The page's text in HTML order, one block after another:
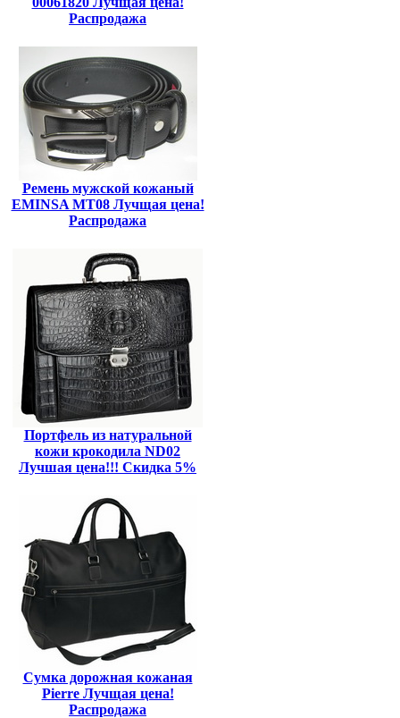
Распродажа
Ремень мужской кожаный
EMINSA MT08 Лучщая цена!
Распродажа
Портфель из натуральной
кожи крокодила ND02
Лучшая цена!!! Скидка 5%
Сумка дорожная кожаная
Pierre Лучщая цена!
Распродажа